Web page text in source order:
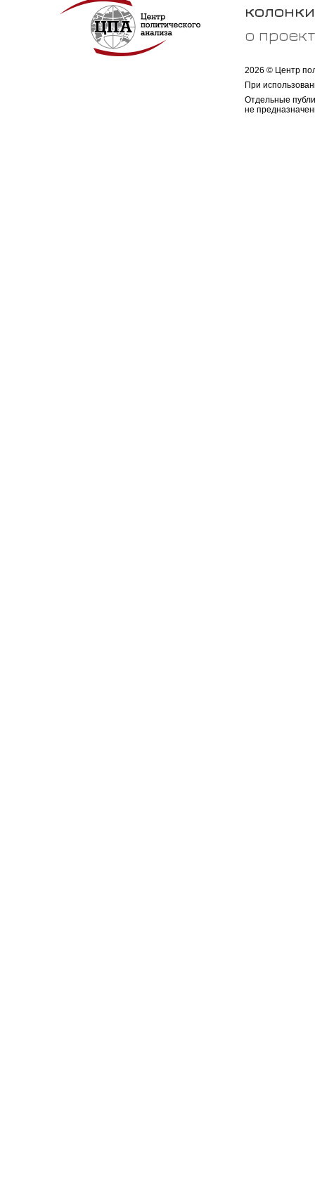
колонки
о
2026 © Центр
При
Отдельные
не